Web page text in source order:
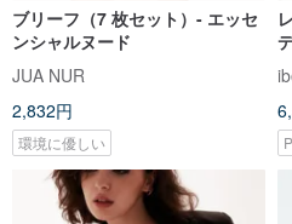
ブリーフ（7 枚セット）- エッセ
ンシャルヌード
JUA NUR
2,832円
環境に優しい